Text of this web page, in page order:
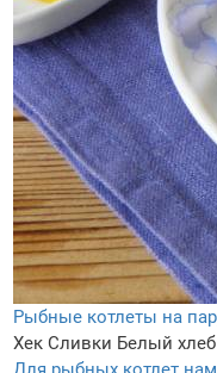
Рыбные котлеты на
Хек Сливки Белый хлеб